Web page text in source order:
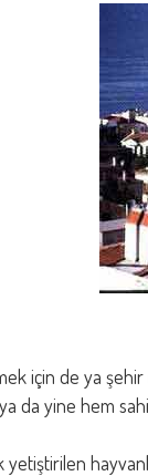
için de ya şehir
da yine hem
yetiştirilen